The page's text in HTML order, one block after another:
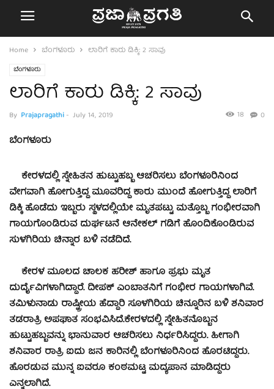
Home ಬೆಂಗಳೂರು ಲಾರಿಗೆ ಕಾರು ಡಿಕ್ಕಿ: 2 ಸಾವು
ಬೆಂಗಳೂರು
ಲಾರಿಗೆ ಕಾರು ಡಿಕ್ಕಿ: 2 ಸಾವು
By Prajapragathi- July 14, 2019 0
18
ಬೆಂಗಳೂರು
ಕೇರಳದಲ್ಲಿ ಸ್ನೇಹಿತನ ಹುಟ್ಟುಹಬ್ಬ ಆಚರಿಸಲು ಬೆಂಗಳೂರಿನಿಂದ
ವೇಗವಾಗಿ ಹೋಗುತ್ತಿದ್ದ ಮೂವರಿದ್ದ ಕಾರು ಮುಂದೆ ಹೋಗುತ್ತಿದ್ದ ಲಾರಿಗೆ
ಡಿಕ್ಕಿ ಹೊಡೆದು ಇಬ್ಬರು ಸ್ಥಳದಲ್ಲಿಯೇ ಮೃತಪಟ್ಟು ಮತ್ತೊಬ್ಬ ಗಂಭೀರವಾಗಿ
ಗಾಯಗೊಂಡಿರುವ ದುರ್ಘಟನೆ ಆನೇಕಲ್ ಗಡಿಗೆ ಹೊಂದಿಕೊಂಡಿರುವ
ಸುಳಗಿರಿಯ ಚಿನ್ನಾರ ಬಳಿ ನಡೆದಿದೆ.
ಕೇರಳ ಮೂಲದ ಚಾಲಕ ಹರೀಶ್ ಹಾಗೂ ಪ್ರಭು ಮೃತ
ದುರ್ದೈವಿಗಳಾಗಿದ್ದಾರೆ. ದೀಪಕ್ ಎಂಬಾತನಿಗೆ ಗಂಭೀರ ಗಾಯಗಳಾಗಿವೆ.
ತಮಿಳುನಾಡು ರಾಷ್ಟ್ರೀಯ ಹೆದ್ದಾರಿ ಸೂಳಗಿರಿಯ ಚಿನ್ನೂರಿನ ಬಳಿ ಶನಿವಾರ
ತಡರಾತ್ರಿ ಅಪಘಾತ ಸಂಭವಿಸಿದೆ.ಕೇರಳದಲ್ಲಿ ಸ್ನೇಹಿತನೊಬ್ಬನ
ಹುಟ್ಟುಹಬ್ಬವನ್ನು ಭಾನುವಾರ ಆಚರಿಸಲು ನಿರ್ಧರಿಸಿದ್ದರು. ಹೀಗಾಗಿ
ಶನಿವಾರ ರಾತ್ರಿ ಐದು ಜನ ಕಾರಿನಲ್ಲಿ ಬೆಂಗಳೂರಿನಿಂದ ಹೊರಟಿದ್ದರು.
ಹೊರಡುವ ಮುನ್ನ ಐವರೂ ಕಂಠಮಟ್ಟ ಮದ್ಯಪಾನ ಮಾಡಿದ್ದರು
ಎನ್ನಲಾಗಿದೆ.